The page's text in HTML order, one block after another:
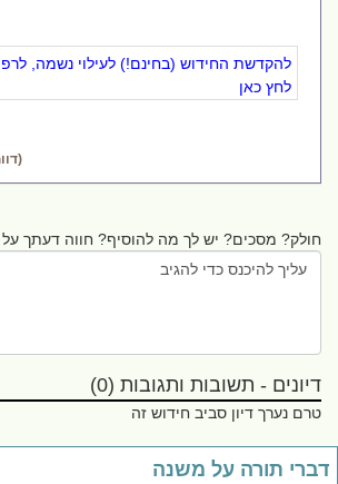
להקדשת החידוש (בחינם!) לעילוי נשמה,
לחץ כאן
חולק? מסכים? יש לך מה להוסיף? חווה דעתך על
דיונים - תשובות ותגובות (0)
טרם נערך דיון סביב חידוש זה
תורה על משנה